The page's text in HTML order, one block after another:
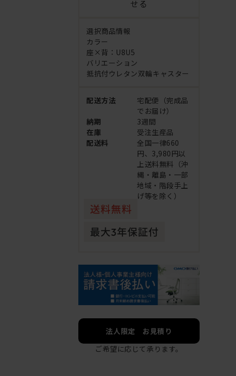
せる
選択商品情報
カラー
座×背：U8U5
バリエーション
抵抗付ウレタン双輪キャスター
配送方法
宅配便（完成品
でお届け）
納期
3週間
在庫
受注生産品
配送料
全国一律660
円、3,980円以
上送料無料（沖
縄・離島・一部
地域・階段手上
げ等を除く）
法人限定 お見積り
ご希望に応じて承ります。